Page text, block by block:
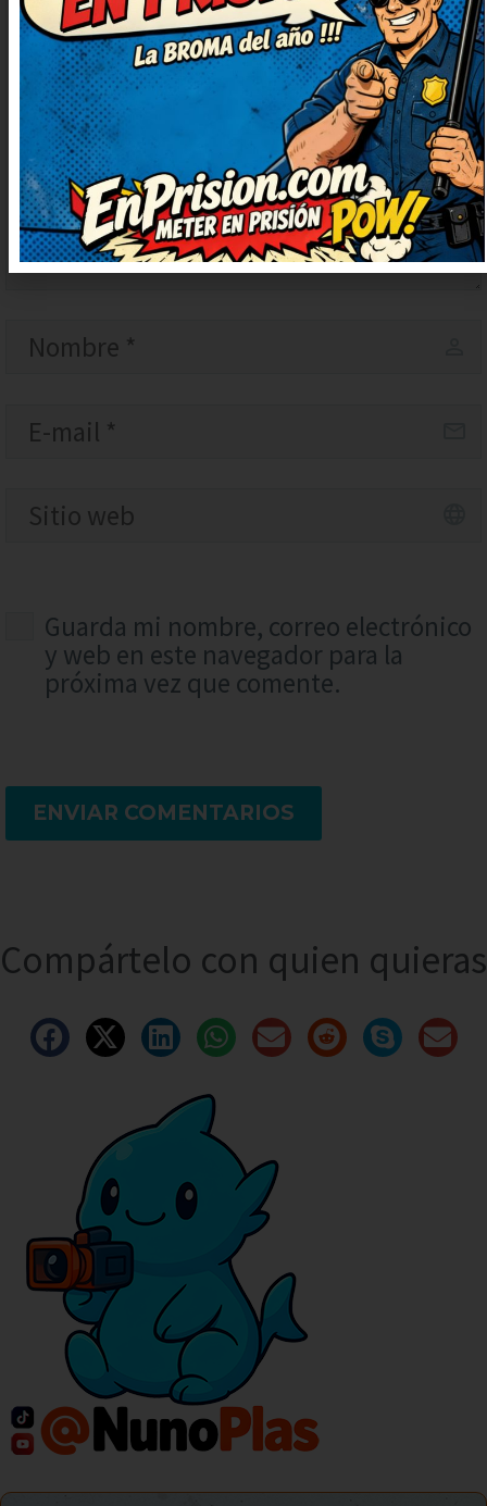
Guarda mi nombre, correo electrónico
y web en este navegador para la
próxima vez que comente.
ENVIAR COMENTARIOS
Compártelo con quien quieras